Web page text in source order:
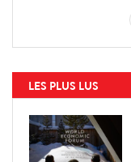
LES PLUS LUS